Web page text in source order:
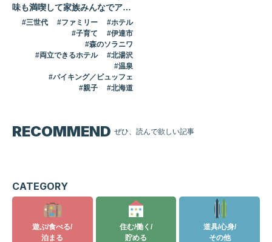
味も満喫して家族みんなでアソ
ボーヤ！
三世代 ファミリー
ホテル
子育て
伊達市
森のソラニワ
両立できるホテル
北湯沢
温泉
バイキング／ビュッフェ
親子
北海道
RECOMMEND ぜひ、読んで欲しい記事
CATEGORY
遊ぶ/食べる/
泊まる
住む/働く/
貯める
道具/心身/
その他